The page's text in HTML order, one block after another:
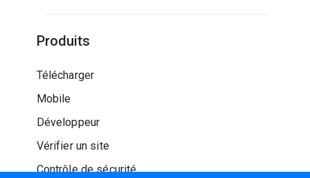
Produits
Télécharger
Mobile
Développeur
Vérifier un site
Contrôle de sécurité